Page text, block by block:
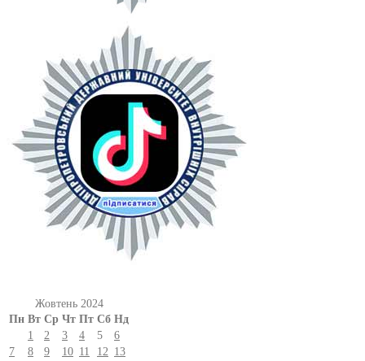
Жовтень 2024
Пн Вт Ср Чт Пт Сб Нд
1
2 3 4 5
6
7
8 9 10 11 12 13